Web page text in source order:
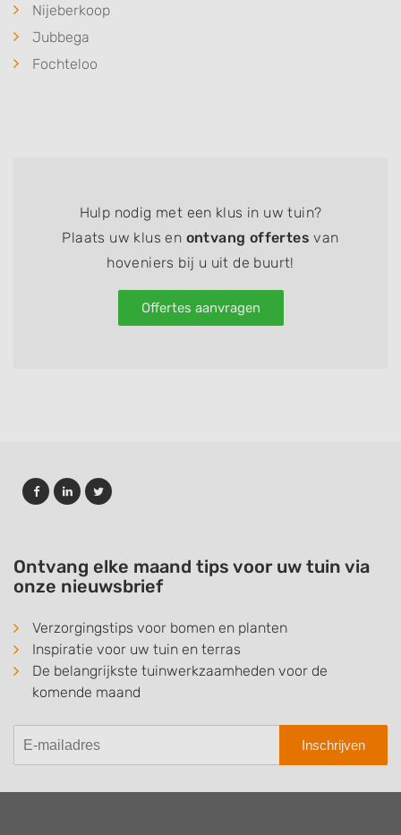
Nijeberkoop
Jubbega
Fochteloo
Hulp nodig met een klus in uw tuin?
Plaats uw klus en ontvang offertes van
hoveniers bij u uit de buurt!
Offertes aanvragen
Ontvang elke maand tips voor uw tuin via
onze nieuwsbrief
Verzorgingstips voor bomen en planten
Inspiratie voor uw tuin en terras
De belangrijkste tuinwerkzaamheden voor de
komende maand
Inschrijven